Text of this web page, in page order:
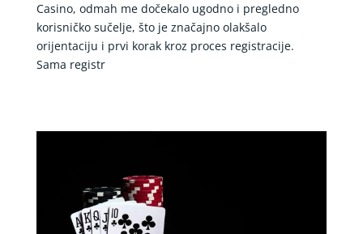
Casino, odmah me dočekalo ugodno i pregledno
korisničko sučelje, što je značajno olakšalo
orijentaciju i prvi korak kroz proces registracije.
Sama registr